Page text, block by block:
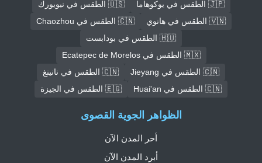
🇯🇵 الطقس في يوكوهاما
🇺🇸 الطقس في نيويورك
🇻🇳 الطقس في هانوي
🇨🇳 الطقس في Chaozhou
🇭🇺 الطقس في بودابست
🇲🇽 الطقس في Ecatepec de Morelos
🇨🇳 الطقس في Jieyang
🇨🇳 الطقس في نانينغ
🇨🇳 الطقس في Huai'an
🇪🇬 الطقس في الجيزة
الظواهر الجوية القصوى
أحر المدن الآن
أبرد المدن الآن